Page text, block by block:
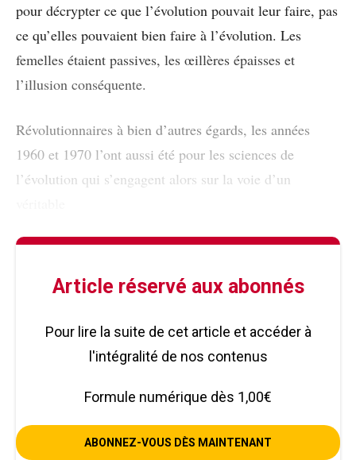
pour décrypter ce que l’évolution pouvait leur faire, pas
ce qu’elles pouvaient bien faire à l’évolution. Les
femelles étaient passives, les œillères épaisses et
l’illusion conséquente.
Révolutionnaires à bien d’autres égards, les années
1960 et 1970 l’ont aussi été pour les sciences de
l’évolution qui s’engagent alors sur la voie d’un
Article réservé aux abonnés
Pour lire la suite de cet article et accéder à
l'intégralité de nos contenus
Formule numérique dès 1,00€
ABONNEZ-VOUS DÈS MAINTENANT